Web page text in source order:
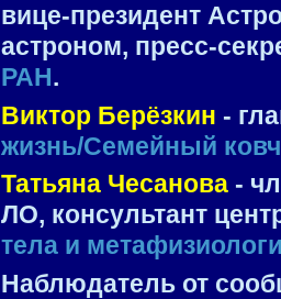
вице-президент
астроном, пресс-
РАН.
Виктор Берёзкин -
жизнь/Семейный
Татьяна Чесанова -
ЛО, консультант
тела и
Наблюдатель от